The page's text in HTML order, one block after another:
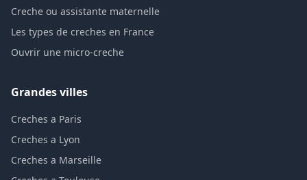
Creche ou assistante maternelle
Les types de creches en France
Ouvrir une micro-creche
Grandes villes
Creches a Paris
Creches a Lyon
Creches a Marseille